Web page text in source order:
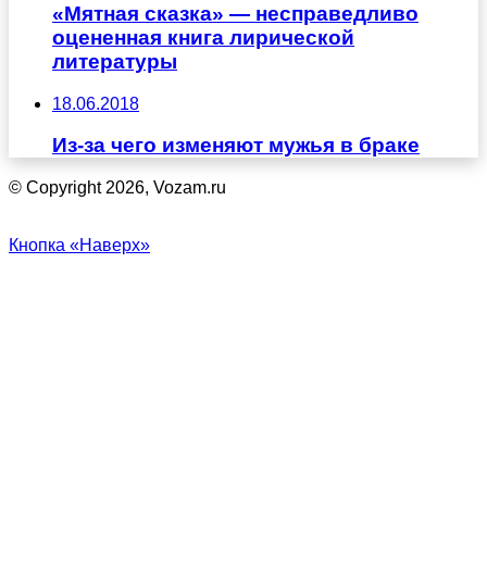
«Мятная сказка» — несправедливо
оцененная книга лирической
литературы
18.06.2018
Из-за чего изменяют мужья в браке
© Copyright 2026, Vozam.ru
Кнопка «Наверх»